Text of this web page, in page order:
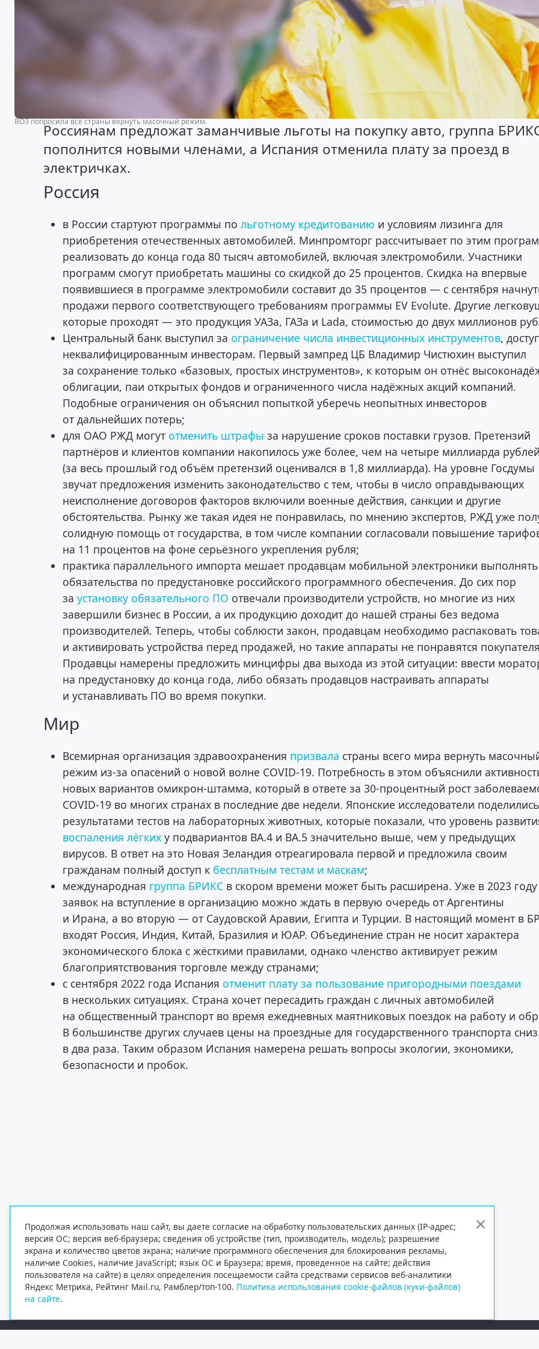
ВОЗ попросила все страны вернуть масочный режим.
Россиянам предложат заманчивые льготы на покупку авто, группа
пополнится новыми членами, а Испания отменила плату за проезд в
электричках.
Россия
в России стартуют программы польготному кредитованию и условиям лизинга для
приобретения отечественных автомобилей. Минпромторг рассчитывает по этим
реализовать до конца года 80 тысяч автомобилей, включая электромобили. Участники
программ смогут приобретать машины со скидкой до 25 процентов. Скидка на впервые
появившиеся в программе электромобили составит до 35 процентов — с сентября
продажи первого соответствующего требованиям программы EV Evolute. Другие
которые проходят — это продукция УАЗа, ГАЗа и Lada, стоимостью до двух миллионов
Центральный банк выступил за ограничение числа инвестиционных инструментов,
неквалифицированным инвесторам. Первый зампред ЦБ Владимир Чистюхин выступил
за сохранение только «базовых, простых инструментов», к которым он отнёс
облигации, паи открытых фондов и ограниченного числа надёжных акций компаний.
Подобные ограничения он объяснил попыткой уберечь неопытных инвесторов
от дальнейших потерь;
для ОАО РЖД могут отменить штрафы за нарушение сроков поставки грузов. Претензий
партнёров и клиентов компании накопилось уже более, чем на четыре миллиарда рублей
(за весь прошлый год объём претензий оценивался в 1,8 миллиарда). На уровне Госдумы
звучат предложения изменить законодательство с тем, чтобы в число оправдывающих
неисполнение договоров факторов включили военные действия, санкции и другие
обстоятельства. Рынку же такая идея не понравилась, по мнению экспертов, РЖД уже
солидную помощь от государства, в том числе компании согласовали повышение
на 11 процентов на фоне серьёзного укрепления рубля;
практика параллельного импорта мешает продавцам мобильной электроники выполнять
обязательства по предустановке российского программного обеспечения. До сих пор
заустановку обязательного ПО отвечали производители устройств, но многие из них
завершили бизнес в России, а их продукцию доходит до нашей страны без ведома
производителей. Теперь, чтобы соблюсти закон, продавцам необходимо распаковать
и активировать устройства перед продажей, но такие аппараты не понравятся
Продавцы намерены предложить минцифры два выхода из этой ситуации: ввести
на предустановку до конца года, либо обязать продавцов настраивать аппараты
и устанавливать ПО во время покупки.
Мир
Всемирная организация здравоохранения призвала страны всего мира вернуть
режим из-за опасений о новой волне COVID-19. Потребность в этом объяснили
новых вариантов омикрон-штамма, который в ответе за 30-процентный рост
COVID-19 во многих странах в последние две недели. Японские исследователи поделились
результатами тестов на лабораторных животных, которые показали, что уровень
воспаления лёгких у подвариантов BA.4 и BA.5 значительно выше, чем у предыдущих
вирусов. В ответ на это Новая Зеландия отреагировала первой и предложила своим
гражданам полный доступ к бесплатным тестам и маскам;
международная группа БРИКС в скором времени может быть расширена. Уже в 2023 году
заявок на вступление в организацию можно ждать в первую очередь от Аргентины
и Ирана, а во вторую — от Саудовской Аравии, Египта и Турции. В настоящий момент в
входят Россия, Индия, Китай, Бразилия и ЮАР. Объединение стран не носит характера
экономического блока с жёсткими правилами, однако членство активирует режим
благоприятствования торговле между странами;
с сентября 2022 года Испания отменит плату за пользование пригородными поездами
в нескольких ситуациях. Страна хочет пересадить граждан с личных автомобилей
на общественный транспорт во время ежедневных маятниковых поездок на работу и
В большинстве других случаев цены на проездные для государственного транспорта
в два раза. Таким образом Испания намерена решать вопросы экологии, экономики,
безопасности и пробок.
Продолжая использовать наш сайт, вы даете согласие на обработку пользовательских данных (IP-адрес;
версия ОС; версия веб-браузера; сведения об устройстве (тип, производитель, модель); разрешение
экрана и количество цветов экрана; наличие программного обеспечения для блокирования рекламы,
наличие Cookies, наличие JavaScript; язык ОС и Браузера; время, проведенное на сайте; действия
пользователя на сайте) в целях определения посещаемости сайта средствами сервисов веб-аналитики
Яндекс Метрика, Рейтинг Mail.ru, Рамблер/топ-100. Политика использования cookie-файлов (куки-файлов)
на сайте.